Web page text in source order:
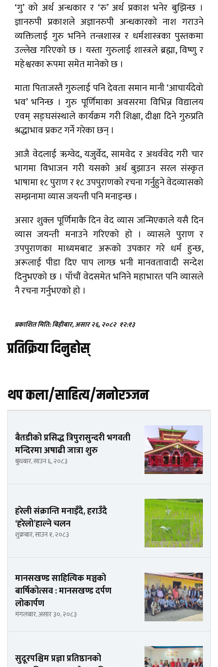
‘गु’ को अर्थ अन्धकार र ‘रु’ अर्थ प्रकाश भनेर बुझिन्छ ।
ज्ञानरुपी प्रकाशले अज्ञानरुपी अन्धकारको नाश गराउने
व्यक्तिलाई गुरु भनिने तन्त्रशास्त्र र धर्मशास्त्रका पुस्तकमा
उल्लेख गरिएको छ । यस्ता गुरुलाई शास्त्रले ब्रह्मा, विष्णु र
महेश्वरका रूपमा समेत मानेको छ ।
माता पिताजस्तै गुरुलाई पनि देवता समान मानी ‘आचार्यदेवो
भव’ भनिन्छ । गुरु पूर्णिमाका अवसरमा विभिन्न विद्यालय
एवम् सङ्घसंस्थाले कार्यक्रम गरी शिक्षा, दीक्षा दिने गुरुप्रति
श्रद्धाभाव प्रकट गर्ने गरेका छन् ।
आजै वेदलाई ऋग्वेद, यजुर्वेद, सामवेद र अथर्ववेद गरी चार
भागमा विभाजन गरी यसको अर्थ बुझाउन सरल संस्कृत
भाषामा १८ पुराण र १८ उपपुराणको रचना गर्नुहुने वेदव्यासको
सम्झनामा व्यास जयन्ती पनि मनाइन्छ ।
असार शुक्ल पूर्णिमाकै दिन वेद व्यास जन्मिएकाले यसै दिन
व्यास जयन्ती मनाउने गरिएको हो । व्यासले पुराण र
उपपुराणका माध्यमबाट अरूको उपकार गरे धर्म हुन्छ,
अरूलाई पीडा दिए पाप लाग्छ भनी मानवतावादी सन्देश
दिनुभएको छ । पाँचौं वेदसमेत भनिने महाभारत पनि व्यासले
नै रचना गर्नुभएको हो ।
प्रकाशित मिति: बिहीबार, असार २६, २०८२ १२:१३
प्रतिक्रिया दिनुहोस्
थप कला/साहित्य/मनोरञ्जन
बैतडीको प्रसिद्ध त्रिपुरासुन्दरी भगवती
मन्दिरमा अषाढी जात्रा शुरु
बुधबार, साउन ६, २०८३
हरेली संक्रान्ति मनाइँदै, हराउँदै
‘हरेलो’हाल्ने चलन
शुक्रबार, साउन १, २०८३
मानसखण्ड साहित्यिक मञ्चको
बार्षिकोत्सव : मानसखण्ड दर्पण
लोकार्पण
मंगलबार, असार ३०, २०८३
सुदूरपश्चिम प्रज्ञा प्रतिष्ठानको